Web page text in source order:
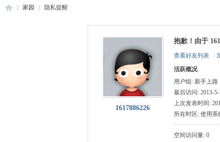
家园 隐私提醒
1617886226
抱歉！由于
查看好友列表
活跃概况
用户组: 新手上路
最后访问: 2013-5-
上次发表时间:
所在时区: 使用系
空间访问量: 0